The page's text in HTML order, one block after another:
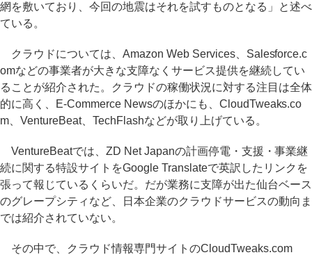
網を敷いており、今回の地震はそれを試すものとなる」と述べ
ている。
クラウドについては、Amazon Web Services、Salesforce.c
omなどの事業者が大きな支障なくサービス提供を継続してい
ることが紹介された。クラウドの稼働状況に対する注目は全体
的に高く、E-Commerce Newsのほかにも、CloudTweaks.co
m、VentureBeat、TechFlashなどが取り上げている。
VentureBeatでは、ZD Net Japanの計画停電・支援・事業継
続に関する特設サイトをGoogle Translateで英訳したリンクを
張って報じているくらいだ。だが業務に支障が出た仙台ベース
のグレープシティなど、日本企業のクラウドサービスの動向ま
では紹介されていない。
その中で、クラウド情報専門サイトのCloudTweaks.com